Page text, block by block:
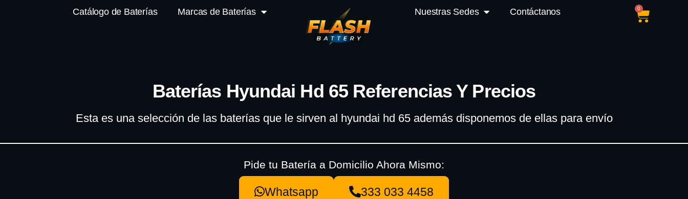
Catálogo de Baterías Marcas de Baterías Nuestras Sedes Contáctanos 0
Baterías Hyundai Hd 65 Referencias Y Precios
Esta es una selección de las baterías que le sirven al hyundai hd 65 además disponemos de ellas para envío
Pide tu Batería a Domicilio Ahora Mismo:
Whatsapp 333 033 4458